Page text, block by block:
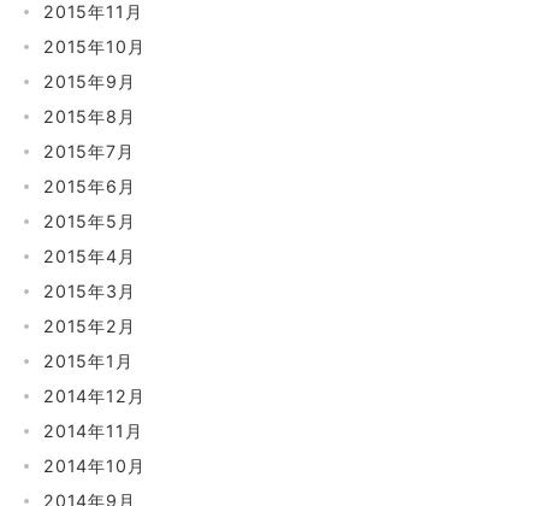
2015年11月
2015年10月
2015年9月
2015年8月
2015年7月
2015年6月
2015年5月
2015年4月
2015年3月
2015年2月
2015年1月
2014年12月
2014年11月
2014年10月
2014年9月